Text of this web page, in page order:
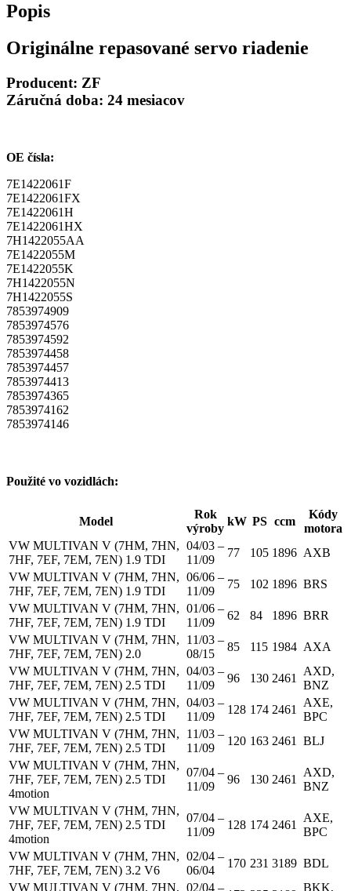
Popis
Originálne repasované servo riadenie
Producent: ZF
Záručná doba: 24 mesiacov
OE čísla:
7E1422061F
7E1422061FX
7E1422061H
7E1422061HX
7H1422055AA
7E1422055M
7E1422055K
7H1422055N
7H1422055S
7853974909
7853974576
7853974592
7853974458
7853974457
7853974413
7853974365
7853974162
7853974146
Použité vo vozidlách:
Model
Rok
výroby
kW PS ccm
Kódy
motora
VW MULTIVAN V (7HM, 7HN,
7HF, 7EF, 7EM, 7EN) 1.9 TDI
04/03 –
11/09
77 105 1896 AXB
VW MULTIVAN V (7HM, 7HN,
7HF, 7EF, 7EM, 7EN) 1.9 TDI
06/06 –
11/09
75 102 1896 BRS
VW MULTIVAN V (7HM, 7HN,
7HF, 7EF, 7EM, 7EN) 1.9 TDI
01/06 –
11/09
62 84 1896 BRR
VW MULTIVAN V (7HM, 7HN,
7HF, 7EF, 7EM, 7EN) 2.0
11/03 –
08/15
85 115 1984 AXA
VW MULTIVAN V (7HM, 7HN,
7HF, 7EF, 7EM, 7EN) 2.5 TDI
04/03 –
11/09
96 130 2461
AXD,
BNZ
VW MULTIVAN V (7HM, 7HN,
7HF, 7EF, 7EM, 7EN) 2.5 TDI
04/03 –
11/09
128 174 2461
AXE,
BPC
VW MULTIVAN V (7HM, 7HN,
7HF, 7EF, 7EM, 7EN) 2.5 TDI
11/03 –
11/09
120 163 2461
BLJ
VW MULTIVAN V (7HM, 7HN,
7HF, 7EF, 7EM, 7EN) 2.5 TDI
4motion
07/04 –
11/09
96 130 2461
AXD,
BNZ
VW MULTIVAN V (7HM, 7HN,
7HF, 7EF, 7EM, 7EN) 2.5 TDI
4motion
07/04 –
11/09
128 174 2461
AXE,
BPC
VW MULTIVAN V (7HM, 7HN,
7HF, 7EF, 7EM, 7EN) 3.2 V6
02/04 –
06/04
170 231 3189 BDL
VW MULTIVAN V (7HM, 7HN, 02/04 – BKK,